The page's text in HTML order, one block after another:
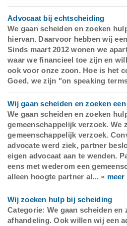
Advocaat bij echtscheiding
We gaan scheiden en zoeken
hiervan. Daarvoor hebben wij
Sinds maart 2012 wonen we
waar we financieel toe zijn en
ook voor onze zoon. Hoe is het
Goed, we zijn "on speaking
Wij gaan scheiden en zoeken
We gaan scheiden en zoeken
gemeenschappelijk verzoek. We
gemeenschappelijk verzoek.
advocate werd ziek, partner
eigen advocaat aan te wenden.
eens met wederom een
alleen hoogte partner al... » meer
Wij zoeken hulp bij scheiding
Categorie: We gaan scheiden en
afhandeling. Ook willen wij een